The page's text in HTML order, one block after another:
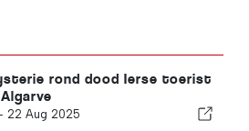
rond dood Ierse toerist
22 Aug 2025